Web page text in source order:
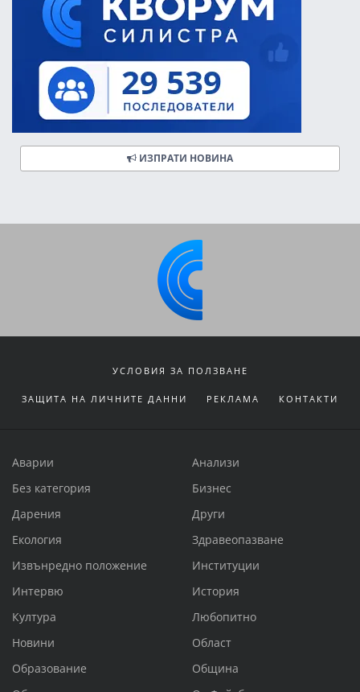
ИЗПРАТИ НОВИНА
УСЛОВИЯ ЗА ПОЛЗВАНЕ
ЗАЩИТА НА ЛИЧНИТЕ ДАННИ РЕКЛАМА КОНТАКТИ
Аварии
Анализи
Без категория
Бизнес
Дарения
Други
Екология
Здравеопазване
Извънредно положение
Институции
Интервю
История
Култура
Любопитно
Новини
Област
Образование
Община